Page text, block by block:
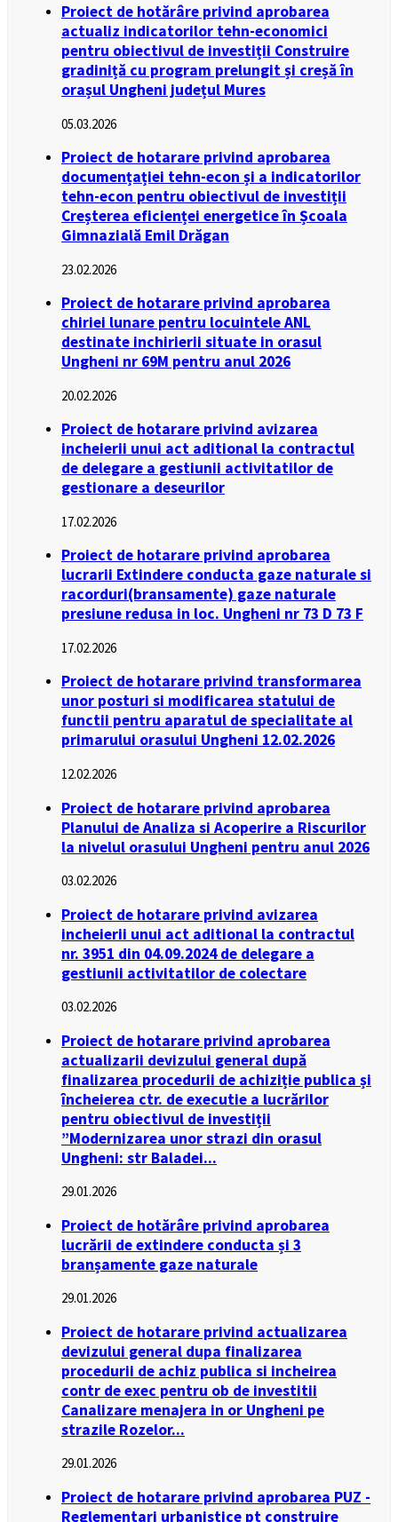
Proiect de hotărâre privind aprobarea
actualiz indicatorilor tehn-economici
pentru obiectivul de investiții Construire
gradiniță cu program prelungit și creșă în
orașul Ungheni județul Mures
05.03.2026
Proiect de hotarare privind aprobarea
documențației tehn-econ și a indicatorilor
tehn-econ pentru obiectivul de investiții
Creșterea eficienței energetice în Școala
Gimnazială Emil Drăgan
23.02.2026
Proiect de hotarare privind aprobarea
chiriei lunare pentru locuintele ANL
destinate inchirierii situate in orasul
Ungheni nr 69M pentru anul 2026
20.02.2026
Proiect de hotarare privind avizarea
incheierii unui act aditional la contractul
de delegare a gestiunii activitatilor de
gestionare a deseurilor
17.02.2026
Proiect de hotarare privind aprobarea
lucrarii Extindere conducta gaze naturale si
racorduri(bransamente) gaze naturale
presiune redusa in loc. Ungheni nr 73 D 73 F
17.02.2026
Proiect de hotarare privind transformarea
unor posturi si modificarea statului de
functii pentru aparatul de specialitate al
primarului orasului Ungheni 12.02.2026
12.02.2026
Proiect de hotarare privind aprobarea
Planului de Analiza si Acoperire a Riscurilor
la nivelul orasului Ungheni pentru anul 2026
03.02.2026
Proiect de hotarare privind avizarea
incheierii unui act aditional la contractul
nr. 3951 din 04.09.2024 de delegare a
gestiunii activitatilor de colectare
03.02.2026
Proiect de hotarare privind aprobarea
actualizarii devizului general după
finalizarea procedurii de achiziție publica și
încheierea ctr. de executie a lucrărilor
pentru obiectivul de investiții
”Modernizarea unor strazi din orasul
Ungheni: str Baladei...
29.01.2026
Proiect de hotărâre privind aprobarea
lucrării de extindere conducta și 3
branșamente gaze naturale
29.01.2026
Proiect de hotarare privind actualizarea
devizului general dupa finalizarea
procedurii de achiz publica si incheirea
contr de exec pentru ob de investitii
Canalizare menajera in or Ungheni pe
strazile Rozelor...
29.01.2026
Proiect de hotarare privind aprobarea PUZ -
Reglementari urbanistice pt construire